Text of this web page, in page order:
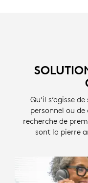
Qu’il s’agisse
personnel ou
recherche de
sont la pierre